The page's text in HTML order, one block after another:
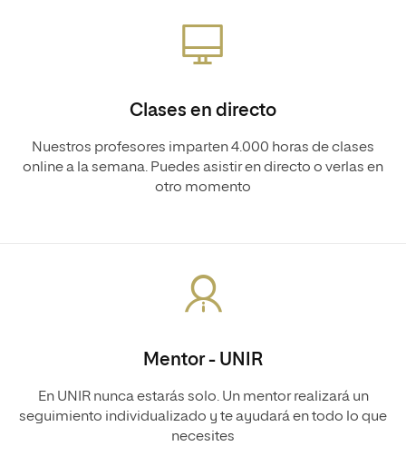
Clases en directo
Nuestros profesores imparten 4.000 horas de clases
online a la semana. Puedes asistir en directo o verlas en
otro momento
Mentor - UNIR
En UNIR nunca estarás solo. Un mentor realizará un
seguimiento individualizado y te ayudará en todo lo que
necesites